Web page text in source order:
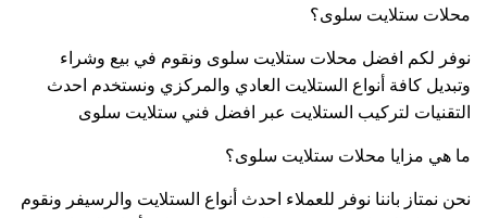
محلات ستلايت سلوى؟
نوفر لكم افضل محلات ستلايت سلوى ونقوم في بيع وشراء
وتبديل كافة أنواع الستلايت العادي والمركزي ونستخدم احدث
التقنيات لتركيب الستلايت عبر افضل فني ستلايت سلوى
ما هي مزايا محلات ستلايت سلوى؟
نحن نمتاز باننا نوفر للعملاء احدث أنواع الستلايت والرسيفر ونقوم